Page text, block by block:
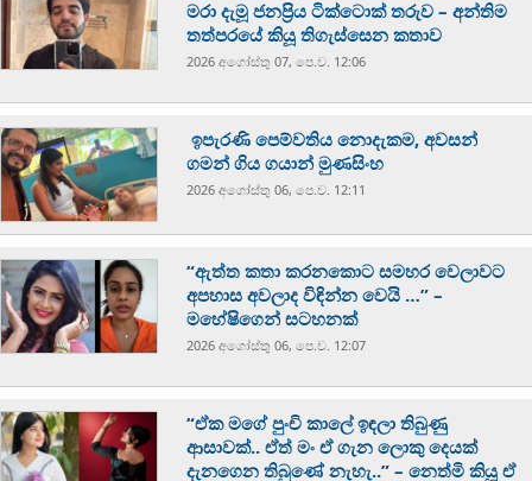
මරා දැමූ ජනප්‍රිය ටික්ටොක් තරුව – අන්තිම
තත්පරයේ කියූ තිගැස්සෙන කතාව
2026 අගෝස්‍තු 07, පෙ.ව. 12:06
ඉපැරණි පෙම්වතිය නොදැකම, අවසන්
ගමන් ගිය ගයාන් මුණසිංහ
2026 අගෝස්‍තු 06, පෙ.ව. 12:11
“ඇත්ත කතා කරනකොට සමහර වෙලාවට
අපහාස අවලාද විඳින්න වෙයි …” –
මහේෂිගෙන් සටහනක්
2026 අගෝස්‍තු 06, පෙ.ව. 12:07
“ඒක මගේ පුංචි කාලේ ඉඳලා තිබුණු
ආසාවක්.. ඒත් මං ඒ ගැන ලොකු දෙයක්
දැනගෙන තිබුණේ නැහැ..” – නෙත්මි කියූ ඒ